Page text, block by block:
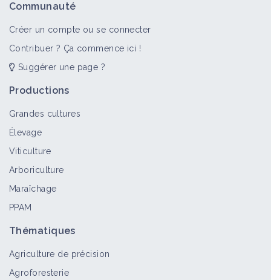
Communauté
Créer un compte ou se connecter
Contribuer ? Ça commence ici !
Suggérer une page ?
Productions
Grandes cultures
Élevage
Viticulture
Arboriculture
Maraîchage
PPAM
Thématiques
Agriculture de précision
Agroforesterie